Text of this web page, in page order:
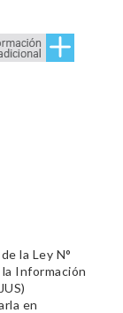
la Ley N°
Información
en